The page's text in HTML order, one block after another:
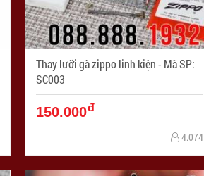
Thay lưỡi gà zippo linh kiện - Mã SP:
SC003
150.000đ
4.074